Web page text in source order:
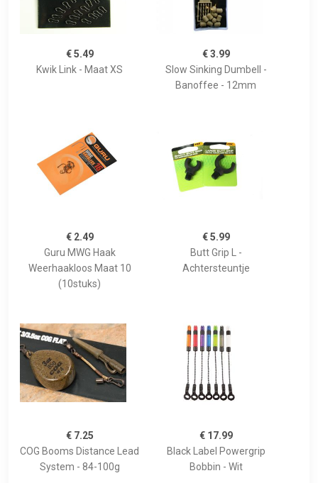
€ 5.49
Kwik Link - Maat XS
€ 3.99
Slow Sinking Dumbell -
Banoffee - 12mm
€ 2.49
Guru MWG Haak
Weerhaakloos Maat 10
(10stuks)
€ 5.99
Butt Grip L -
Achtersteuntje
€ 7.25
COG Booms Distance Lead
System - 84-100g
€ 17.99
Black Label Powergrip
Bobbin - Wit